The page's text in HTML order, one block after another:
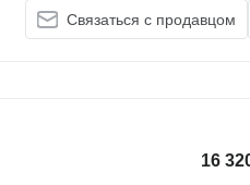
Связаться с продавцом
16